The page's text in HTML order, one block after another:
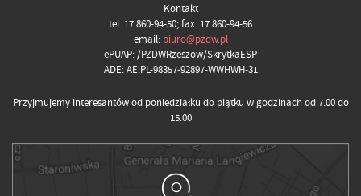
Kontakt
tel. 17 860-94-50; fax. 17 860-94-56
email: biuro@pzdw.pl
ePUAP: /PZDWRzeszow/SkrytkaESP
ADE: AE:PL-98357-92897-WWHWH-31
Przyjmujemy interesantów od poniedziałku do piątku w godzinach od 7.00 do
15.00